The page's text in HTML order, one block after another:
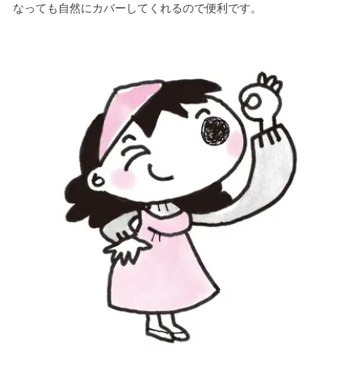
なっても自然にカバーしてくれるので便利です。